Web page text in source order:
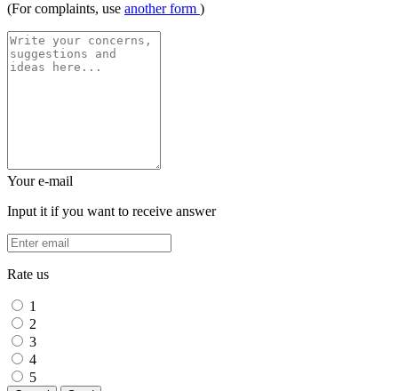
(For complaints, use another form )
Your e-mail
Input it if you want to receive answer
Rate us
1
2
3
4
5